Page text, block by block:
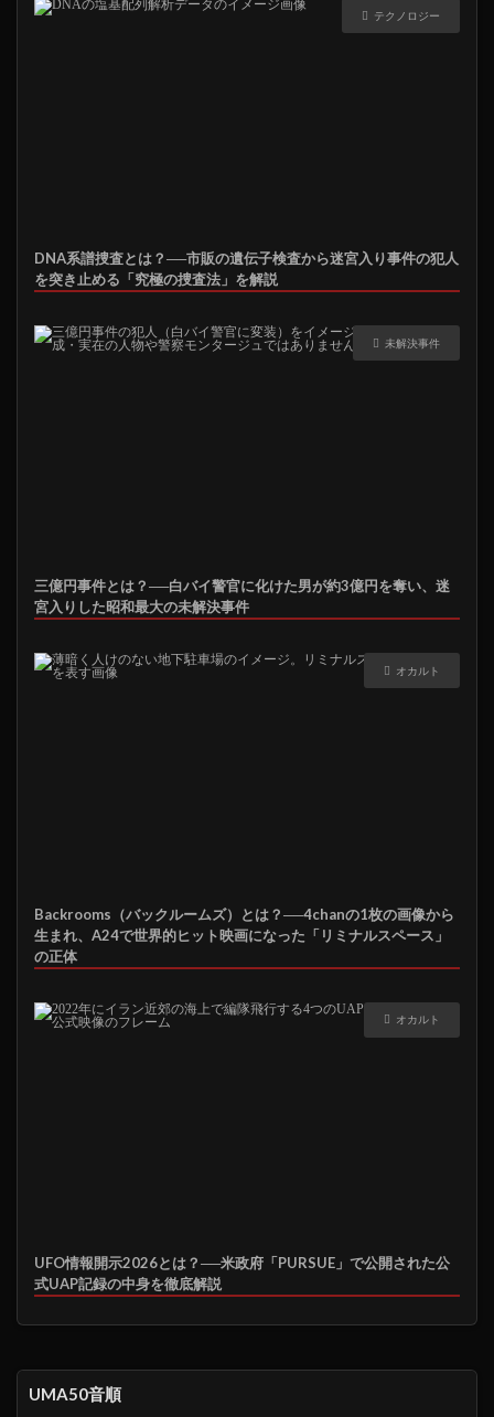
テクノロジー
DNA系譜捜査とは？──市販の遺伝子検査から迷宮入り事件の犯人
を突き止める「究極の捜査法」を解説
未解決事件
三億円事件とは？──白バイ警官に化けた男が約3億円を奪い、迷
宮入りした昭和最大の未解決事件
オカルト
Backrooms（バックルームズ）とは？──4chanの1枚の画像から
生まれ、A24で世界的ヒット映画になった「リミナルスペース」
の正体
オカルト
UFO情報開示2026とは？──米政府「PURSUE」で公開された公
式UAP記録の中身を徹底解説
UMA50音順